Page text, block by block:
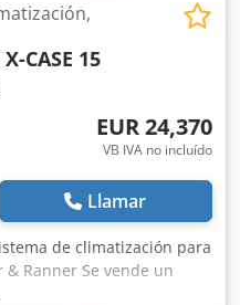
X-CASE 15
EUR 24,370
VB IVA no incluído
Llamar
de climatización para
& Ranner Se vende un
industrial de alta